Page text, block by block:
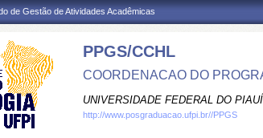
de Gestão de Atividades Acadêmicas
PPGS/CCHL
COORDENACAO DO
UNIVERSIDADE FEDERAL DO PIAUÍ
http://www.posgraduacao.ufpi.br//PPGS